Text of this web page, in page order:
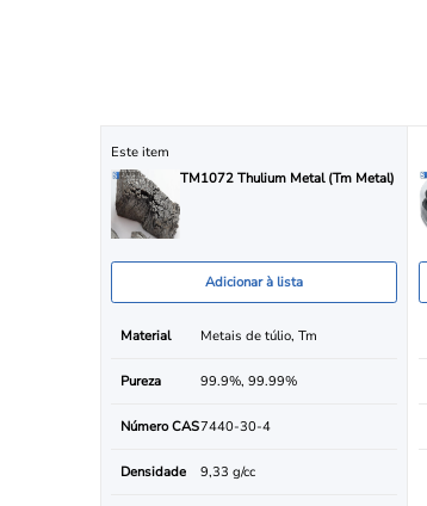
Este item
TM1072 Thulium Metal (Tm Metal)
Adicionar à lista
Material Metais de túlio, Tm
Pureza 99.9%, 99.99%
Número CAS7440-30-4
Densidade 9,33 g/cc